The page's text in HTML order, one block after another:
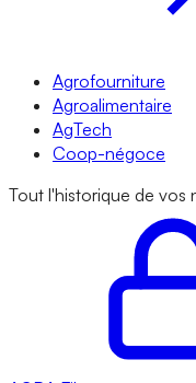
Agrofourniture
Agroalimentaire
AgTech
Coop-négoce
Tout l'historique de vos